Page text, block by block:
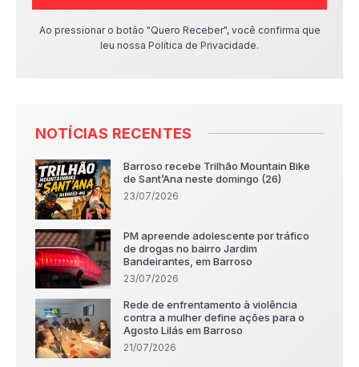
Ao pressionar o botão "Quero Receber", você confirma que
leu nossa Política de Privacidade.
NOTÍCIAS RECENTES
Barroso recebe Trilhão Mountain Bike
de Sant’Ana neste domingo (26)
23/07/2026
PM apreende adolescente por tráfico
de drogas no bairro Jardim
Bandeirantes, em Barroso
23/07/2026
Rede de enfrentamento à violência
contra a mulher define ações para o
Agosto Lilás em Barroso
21/07/2026